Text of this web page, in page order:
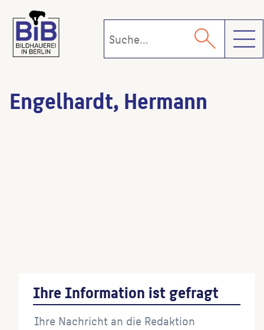
Engelhardt, Hermann
Ihre Information ist gefragt